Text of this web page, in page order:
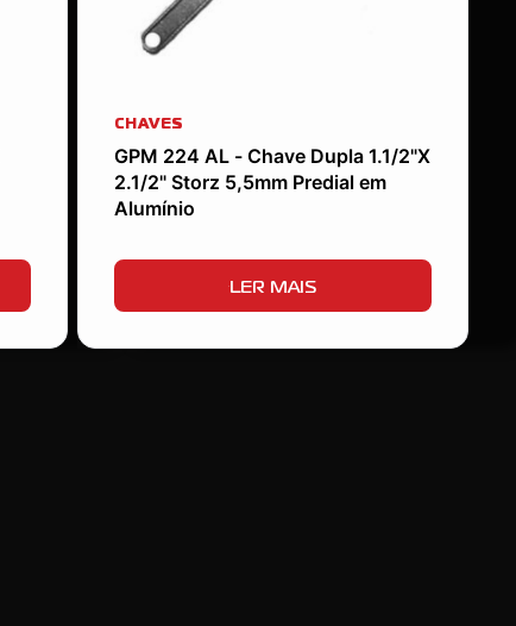
CHAVES
GPM 224 AL - Chave Dupla 1.1/2"X
2.1/2" Storz 5,5mm Predial em
Alumínio
LER MAIS